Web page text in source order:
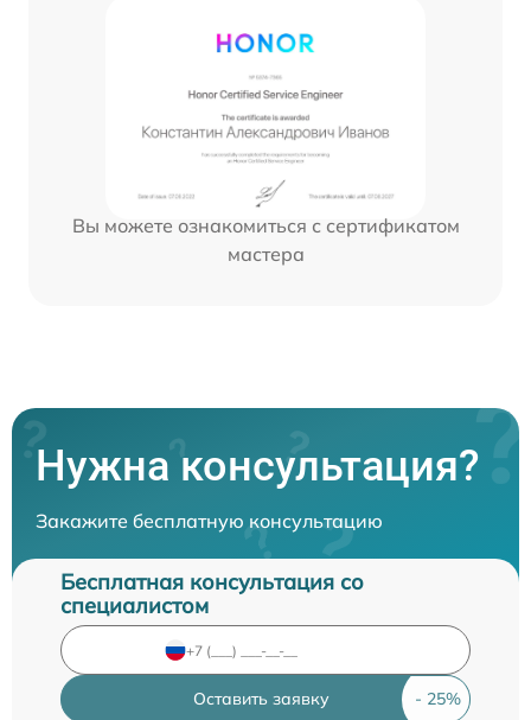
Вы можете ознакомиться с сертификатом
мастера
Нужна консультация?
Закажите бесплатную консультацию
Бесплатная консультация со
специалистом
Оставить заявку